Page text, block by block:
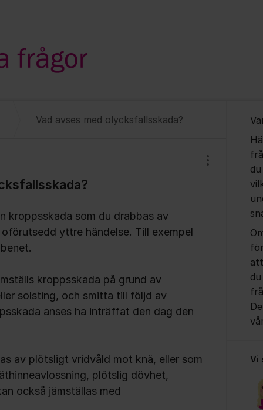
Vad avses med olycksfallsskada?
Visa/dölj
kroppsskada som du drabbas av
yttre händelse. Till exempel
kroppsskada på grund av
solsting, och smitta till följd av
anses ha inträffat den dag den
av plötsligt vridvåld mot knä, eller som
plötslig dövhet,
också jämställas med
att
Vi